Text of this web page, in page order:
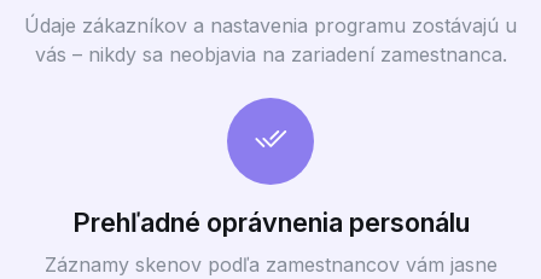
Údaje zákazníkov a nastavenia programu zostávajú u
vás – nikdy sa neobjavia na zariadení zamestnanca.
Prehľadné oprávnenia personálu
Záznamy skenov podľa zamestnancov vám jasne